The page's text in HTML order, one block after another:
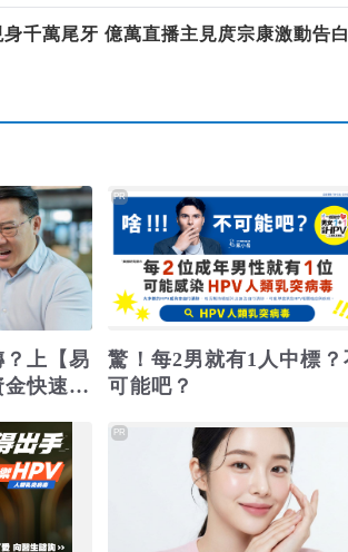
千萬尾牙 億萬直播主見庹宗康激動告白
上【易
快速到
驚！每2男就有1人中標？
可能吧？
PR
PR